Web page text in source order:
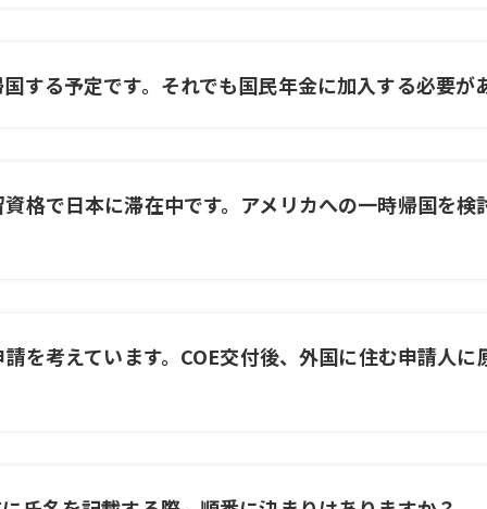
する予定です。それでも国民年金に加入する必要が
格で日本に滞在中です。アメリカへの一時帰国を
を考えています。COE交付後、外国に住む申請人